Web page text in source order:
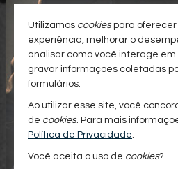
Utilizamos cookiespara oferecer
experiência, melhorar o
analisar como você interage em
gravar informações coletadas
formulários.
Ao utilizar esse site, você
de cookies. Para mais
Política de Privacidade.
Você aceita o uso de cookies?